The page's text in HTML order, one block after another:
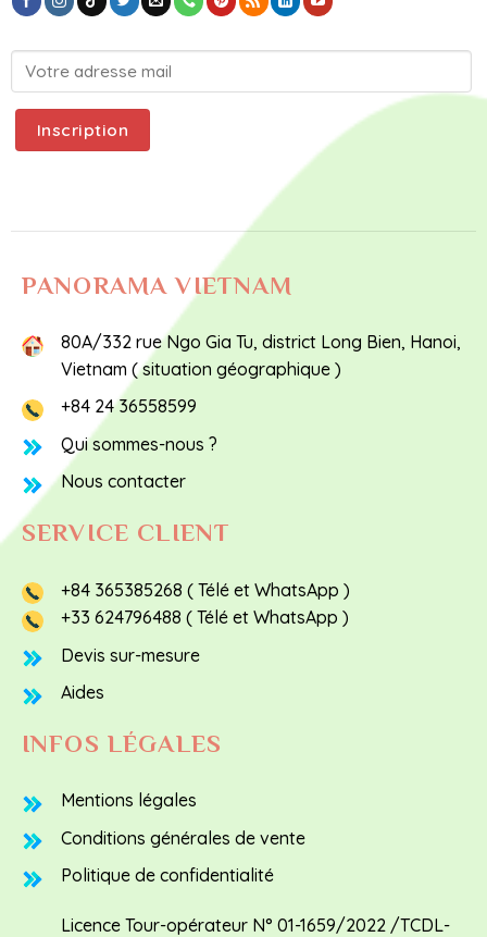
PANORAMA VIETNAM
80A/332 rue Ngo Gia Tu, district Long Bien, Hanoi,
Vietnam (situation géographique )
+84 24 36558599
Qui sommes-nous ?
Nous contacter
SERVICE CLIENT
+84 365385268 ( Télé et WhatsApp )
+33 624796488 ( Télé et WhatsApp )
Devis sur-mesure
Aides
INFOS LÉGALES
Mentions légales
Conditions générales de vente
Politique de confidentialité
Licence Tour-opérateur N° 01-1659/2022 /TCDL-